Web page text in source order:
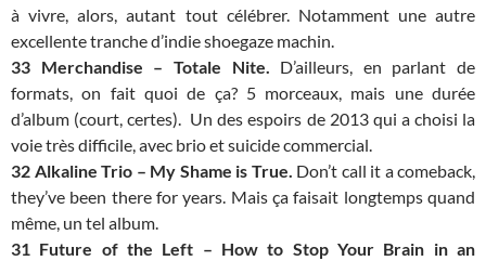
à vivre, alors, autant tout célébrer. Notamment une autre
excellente tranche d’indie shoegaze machin.
33 Merchandise – Totale Nite. D’ailleurs, en parlant de
formats, on fait quoi de ça? 5 morceaux, mais une durée
d’album (court, certes). Un des espoirs de 2013 qui a choisi la
voie très difficile, avec brio et suicide commercial.
32 Alkaline Trio – My Shame is True. Don’t call it a comeback,
they’ve been there for years. Mais ça faisait longtemps quand
même, un tel album.
31 Future of the Left – How to Stop Your Brain in an